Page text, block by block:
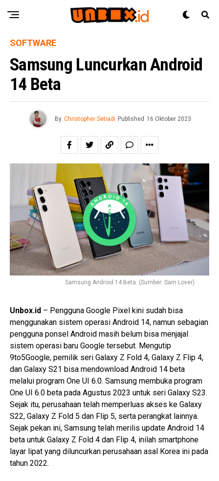
SOFTWARE
Samsung Luncurkan Android
14 Beta
By Christopher Setiadi Published 16 Oktober 2023
Samsung Android 14 Beta. (Sumber: Sam Lover)
Unbox.id – Pengguna Google Pixel kini sudah bisa
menggunakan sistem operasi Android 14, namun sebagian
pengguna ponsel Android masih belum bisa menjajal
sistem operasi baru Google tersebut. Mengutip
9to5Google, pemilik seri Galaxy Z Fold 4, Galaxy Z Flip 4,
dan Galaxy S21 bisa mendownload Android 14 beta
melalui program One UI 6.0. Samsung membuka program
One UI 6.0 beta pada Agustus 2023 untuk seri Galaxy S23.
Sejak itu, perusahaan telah memperluas akses ke Galaxy
S22, Galaxy Z Fold 5 dan Flip 5, serta perangkat lainnya.
Sejak pekan ini, Samsung telah merilis update Android 14
beta untuk Galaxy Z Fold 4 dan Flip 4, inilah smartphone
layar lipat yang diluncurkan perusahaan asal Korea ini pada
tahun 2022.